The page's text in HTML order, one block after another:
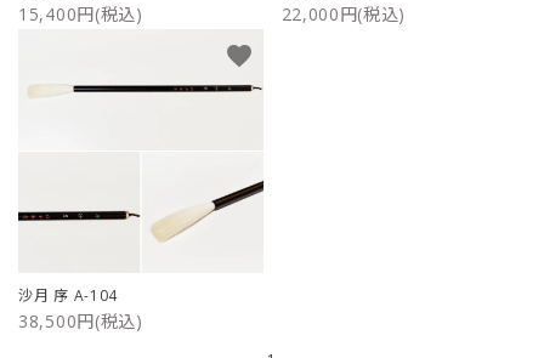
15,400円(税込) 22,000円(税込)
沙月 序 A-104
38,500円(税込)
favorite